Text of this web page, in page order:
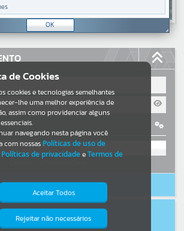
Por favor, aguarde...
Por favor, aguarde...
Por favor, aguarde...
Por favor, aguarde...
OU
ACESSAR SEM LOGIN
de Cookies
cookies e tecnologias semelhantes
lhe uma melhor experiência de
assim como providenciar alguns
navegando nesta página você
com nossas Políticas de uso de
Políticas de privacidadeeTermos de
Aceitar Todos
Rejeitar não necessários
que diversos recursos
OK